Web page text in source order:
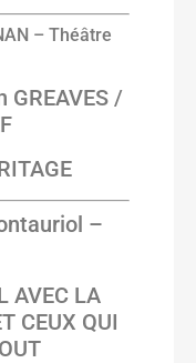
– Théâtre
GREAVES /
–
AVEC LA
CEUX QUI